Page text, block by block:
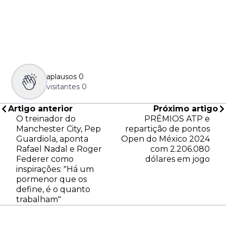
aplausos 0
visitantes 0
Artigo anterior
O treinador do
Manchester City, Pep
Guardiola, aponta
Rafael Nadal e Roger
Federer como
inspirações: "Há um
pormenor que os
define, é o quanto
trabalham"
Próximo artigo
PRÉMIOS ATP e
repartição de pontos
Open do México 2024
com 2.206.080
dólares em jogo